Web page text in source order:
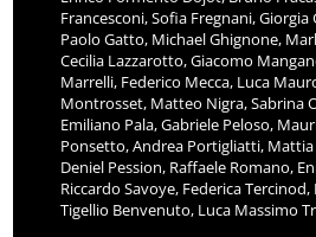
Francesconi, Sofia Fregnani, Giorgia
Paolo Gatto, Michael Ghignone,
Cecilia Lazzarotto, Giacomo
Marrelli, Federico Mecca, Luca
Montrosset, Matteo Nigra, Sabrina
Emiliano Pala, Gabriele Peloso,
Ponsetto, Andrea Portigliatti,
Deniel Pession, Raffaele Romano,
Riccardo Savoye, Federica Tercinod,
Tigellio Benvenuto, Luca Massimo